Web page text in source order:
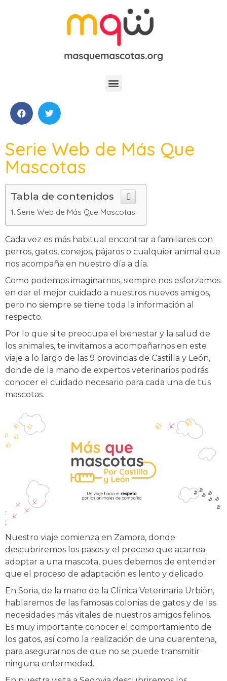
Serie Web de Más Que
Mascotas
Tabla de contenidos
Serie Web de Más Que Mascotas
Cada vez es más habitual encontrar a familiares con
perros, gatos, conejos, pájaros o cualquier animal que
nos acompaña en nuestro día a día.
Como podemos imaginarnos, siempre nos esforzamos
en dar el mejor cuidado a nuestros nuevos amigos,
pero no siempre se tiene toda la información al
respecto.
Por lo que si te preocupa el bienestar y la salud de
los animales, te invitamos a acompañarnos en este
viaje a lo largo de las 9 provincias de Castilla y León,
donde de la mano de expertos veterinarios podrás
conocer el cuidado necesario para cada una de tus
mascotas.
Nuestro viaje comienza en Zamora, donde
descubriremos los pasos y el proceso que acarrea
adoptar a una mascota, pues debemos de entender
que el proceso de adaptación es lento y delicado.
En Soria, de la mano de la Clínica Veterinaria Urbión,
hablaremos de las famosas colonias de gatos y de las
necesidades más vitales de nuestros amigos felinos.
Es muy importante conocer el comportamiento de
los gatos, así como la realización de una cuarentena,
para asegurarnos de que no se puede transmitir
ninguna enfermedad.